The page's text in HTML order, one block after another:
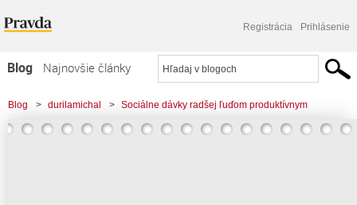
Registrácia Prihlásenie
Blog
Najnovšie články
Najčítanejšie články
Najkomentovanejšie články
Blog > durilamichal > Sociálne dávky radšej ľuďom produktívnym